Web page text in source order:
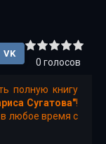
VK
0 голосов
полную книгу
Сугатова"!
любое время с